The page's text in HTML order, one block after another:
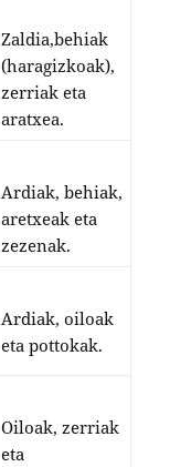
Zaldia,behiak
(haragizkoak),
zerriak eta
aratxea.
Ardiak, behiak,
aretxeak eta
zezenak.
Ardiak, oiloak
eta pottokak.
Oiloak, zerriak
eta